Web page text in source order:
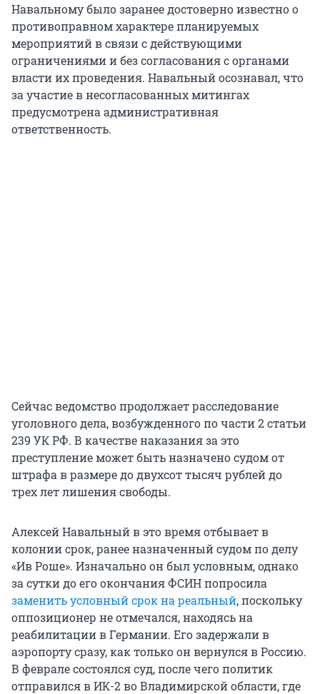
Навальному было заранее достоверно известно о
противоправном характере планируемых
мероприятий в связи с действующими
ограничениями и без согласования с органами
власти их проведения. Навальный осознавал, что
за участие в несогласованных митингах
предусмотрена административная
ответственность.
Сейчас ведомство продолжает расследование
уголовного дела, возбужденного по части 2 статьи
239 УК РФ. В качестве наказания за это
преступление может быть назначено судом от
штрафа в размере до двухсот тысяч рублей до
трех лет лишения свободы.
Алексей Навальный в это время отбывает в
колонии срок, ранее назначенный судом по делу
«Ив Роше». Изначально он был условным, однако
за сутки до его окончания ФСИН попросила
заменить условный срок на реальный, поскольку
оппозиционер не отмечался, находясь на
реабилитации в Германии. Его задержали в
аэропорту сразу, как только он вернулся в Россию.
В феврале состоялся суд, после чего политик
отправился в ИК-2 во Владимирской области, где